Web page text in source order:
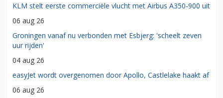
KLM stelt eerste commerciële vlucht met Airbus A350-900 uit
06 aug 26
Groningen vanaf nu verbonden met Esbjerg: 'scheelt zeven
uur rijden'
04 aug 26
easyJet wordt overgenomen door Apollo, Castlelake haakt af
06 aug 26